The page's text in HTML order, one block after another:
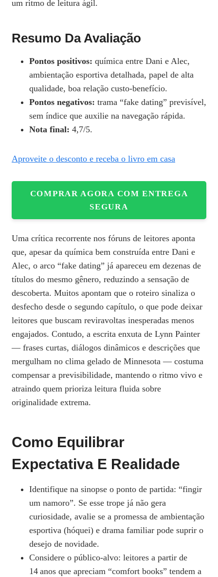
um ritmo de leitura ágil.
Resumo Da Avaliação
Pontos positivos: química entre Dani e Alec,
ambientação esportiva detalhada, papel de alta
qualidade, boa relação custo‑benefício.
Pontos negativos: trama “fake dating” previsível,
sem índice que auxilie na navegação rápida.
Nota final: 4,7/5.
Aproveite o desconto e receba o livro em casa
COMPRAR AGORA COM ENTREGA
SEGURA
Uma crítica recorrente nos fóruns de leitores aponta
que, apesar da química bem construída entre Dani e
Alec, o arco “fake dating” já apareceu em dezenas de
títulos do mesmo gênero, reduzindo a sensação de
descoberta. Muitos apontam que o roteiro sinaliza o
desfecho desde o segundo capítulo, o que pode deixar
leitores que buscam reviravoltas inesperadas menos
engajados. Contudo, a escrita enxuta de Lynn Painter
— frases curtas, diálogos dinâmicos e descrições que
mergulham no clima gelado de Minnesota — costuma
compensar a previsibilidade, mantendo o ritmo vivo e
atraindo quem prioriza leitura fluida sobre
originalidade extrema.
Como Equilibrar
Expectativa E Realidade
Identifique na sinopse o ponto de partida: “fingir
um namoro”. Se esse trope já não gera
curiosidade, avalie se a promessa de ambientação
esportiva (hóquei) e drama familiar pode suprir o
desejo de novidade.
Considere o público-alvo: leitores a partir de
14 anos que apreciam “comfort books” tendem a